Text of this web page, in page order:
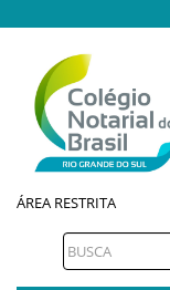
ÁREA RESTRITA